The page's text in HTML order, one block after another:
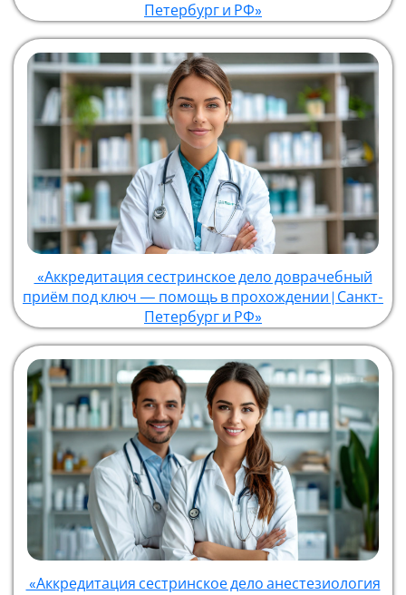
Петербург и РФ»
«Аккредитация сестринское дело доврачебный
приём под ключ — помощь в прохождении | Санкт-
Петербург и РФ»
«Аккредитация сестринское дело анестезиология